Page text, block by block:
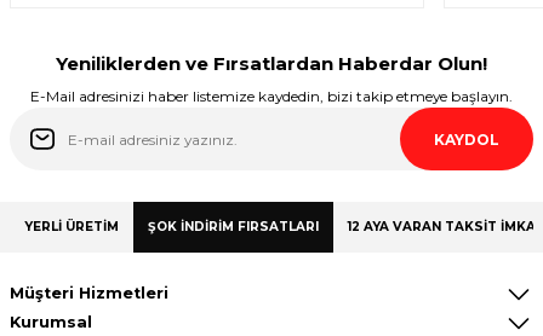
Yeniliklerden ve Fırsatlardan Haberdar Olun!
E-Mail adresinizi haber listemize kaydedin, bizi takip etmeye başlayın.
KAYDOL
YERLİ ÜRETİM ŞOK İNDİRİM FIRSATLARI 12 AYA VARAN TAKSİT
Müşteri Hizmetleri
Kurumsal